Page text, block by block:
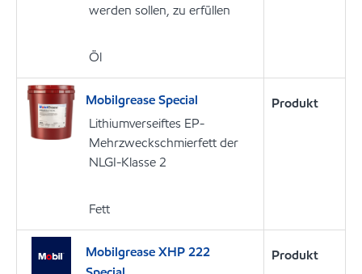
werden sollen, zu erfüllen
Öl
Mobilgrease Special
Lithiumverseiftes EP-
Mehrzweckschmierfett der
NLGI-Klasse 2
Fett
Produkt
Mobilgrease XHP 222
Produkt